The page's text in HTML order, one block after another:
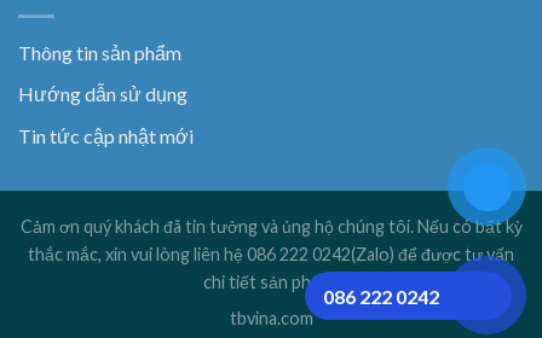
Thông tin sản phẩm
Hướng dẫn sử dụng
Tin tức cập nhật mới
Cảm ơn quý khách đã tin tưởng và ủng hộ chúng tôi. Nếu có bất kỳ
thắc mắc, xin vui lòng liên hệ 086 222 0242(Zalo) để được tư vấn
chi tiết sản phẩm!
tbvina.com
086 222 0242